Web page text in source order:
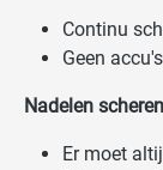
Continu
Geen
Nadelen
Er moet